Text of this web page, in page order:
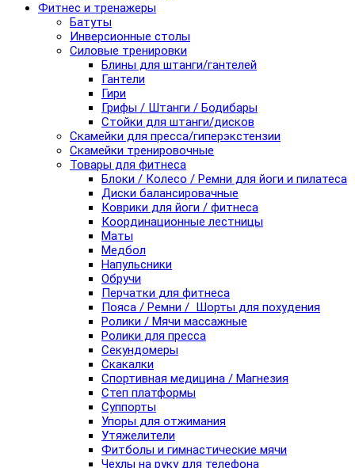
Фитнес и тренажеры
Батуты
Инверсионные столы
Силовые тренировки
Блины для штанги/гантелей
Гантели
Гири
Грифы / Штанги / Бодибары
Стойки для штанги/дисков
Скамейки для пресса/гиперэкстензии
Скамейки тренировочные
Товары для фитнеса
Блоки / Колесо / Ремни для йоги и пилатеса
Диски балансировачные
Коврики для йоги / фитнеса
Координационные лестницы
Маты
Медбол
Напульсники
Обручи
Перчатки для фитнеса
Пояса / Ремни / Шорты для похудения
Ролики / Мячи массажные
Ролики для пресса
Секундомеры
Скакалки
Спортивная медицина / Магнезия
Степ платформы
Суппорты
Упоры для отжимания
Утяжелители
Фитболы и гимнастические мячи
Чехлы на руку для телефона